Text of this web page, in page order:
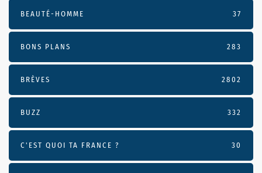
BEAUTÉ-HOMME 37
BONS PLANS 283
BRÈVES 2802
BUZZ 332
C'EST QUOI TA FRANCE ? 30